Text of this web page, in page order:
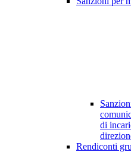
di
Rendiconti